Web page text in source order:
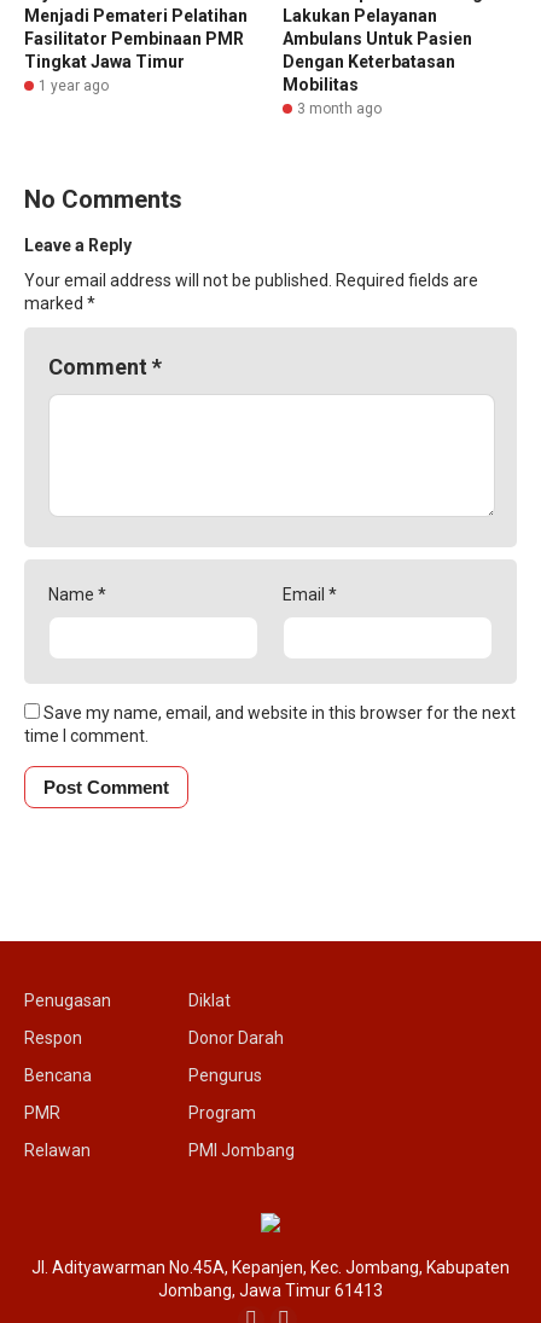
Menjadi Pemateri Pelatihan
Fasilitator Pembinaan PMR
Tingkat Jawa Timur
1 year ago
Lakukan Pelayanan
Ambulans Untuk Pasien
Dengan Keterbatasan
Mobilitas
3 month ago
No Comments
Leave a Reply
Your email address will not be published.
Required fields are
marked *
Comment *
Name * Email *
Save my name, email, and website in this browser for the next
time I comment.
Penugasan
Respon
Bencana
PMR
Relawan
Diklat
Donor Darah
Pengurus
Program
PMI Jombang
Jl. Adityawarman No.45A, Kepanjen, Kec. Jombang, Kabupaten
Jombang, Jawa Timur 61413